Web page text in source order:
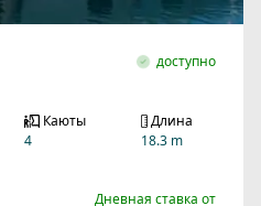
доступно
Дневная ставка от
Каюты
4
Длина
18.3 m